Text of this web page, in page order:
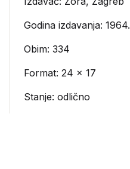
Godina izdavanja: 1964.
Obim: 334
Format: 24 x 17
Stanje: odlično